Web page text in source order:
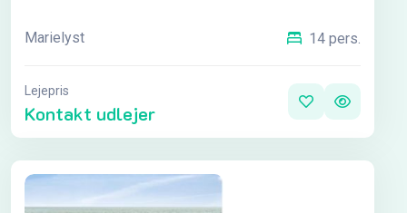
Marielyst 14 pers.
Lejepris
Kontakt udlejer